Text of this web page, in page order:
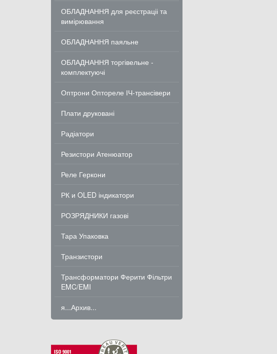
ОБЛАДНАННЯ для реєстраціі та
вимірювання
ОБЛАДНАННЯ паяльне
ОБЛАДНАННЯ торгівельне -
комплектуючі
Оптрони Оптореле ІЧ-трансівери
Плати друковані
Радіатори
Резистори Атенюатор
Реле Геркони
РК и OLED індикатори
РОЗРЯДНИКИ газові
Тара Упаковка
Транзистори
Трансформатори Ферити Фільтри
EMC/EMI
я...Архив...